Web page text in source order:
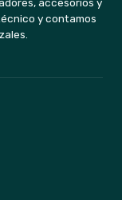
accesorios y
y contamos